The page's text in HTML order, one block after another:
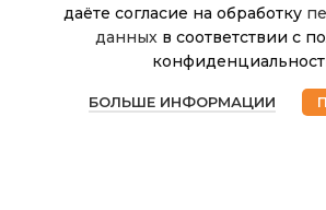
Интернет магазин Успех. ИП
Александрович
ИНН 420800180243 / ОГРНИП
даёте согласие на обработку
данных в соответствии с
БОЛЬШЕ ИНФОРМАЦИИ
Королевский
финик (PS) 1г
45.00 ₽
Магазин Избранное